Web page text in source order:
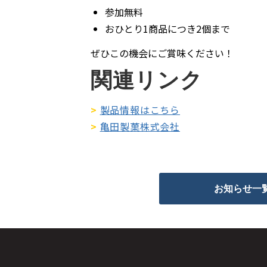
参加無料
おひとり1商品につき2個まで
ぜひこの機会にご賞味ください！
関連リンク
> 製品情報はこちら
> 亀田製菓株式会社
お知らせ一